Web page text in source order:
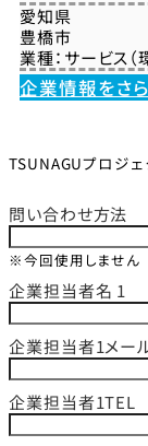
愛知県
豊橋市
業種： サービス（
企業情報をさ
TSUNAGUプロジ
問い合わせ方法
※今回使用しません
企業担当者名 1
企業担当者1メー
企業担当者1TEL